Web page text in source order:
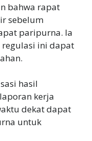
bahwa rapat
sebelum
paripurna. Ia
ini dapat
hasil
kerja
dekat dapat
untuk